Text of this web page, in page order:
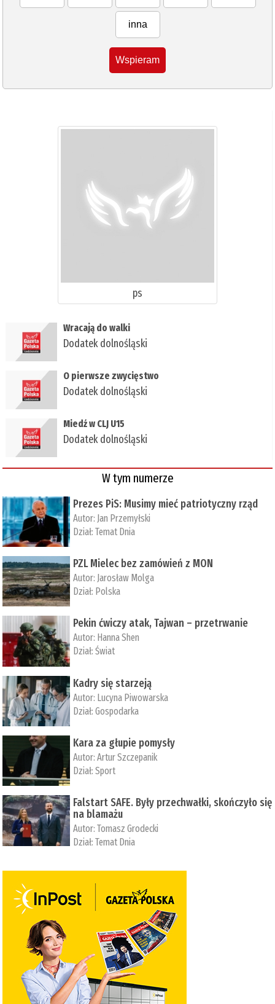
inna
Wspieram
ps
Wracają do walki
Dodatek dolnośląski
O pierwsze zwycięstwo
Dodatek dolnośląski
Miedź w CLJ U15
Dodatek dolnośląski
W tym numerze
Prezes PiS: Musimy mieć patriotyczny rząd
Autor: Jan Przemyłski
Dział:Temat Dnia
PZL Mielec bez zamówień z MON
Autor: Jarosław Molga
Dział: Polska
Pekin ćwiczy atak, Tajwan – przetrwanie
Autor: ­Hanna Shen
Dział:Świat
Kadry się starzeją
Autor: Lucyna Piwowarska
Dział:Gospodarka
Kara za głupie pomysły
Autor:Artur Szczepanik
Dział:Sport
Falstart SAFE. Były przechwałki, skończyło się
na blamażu
Autor:Tomasz Grodecki
Dział:Temat Dnia